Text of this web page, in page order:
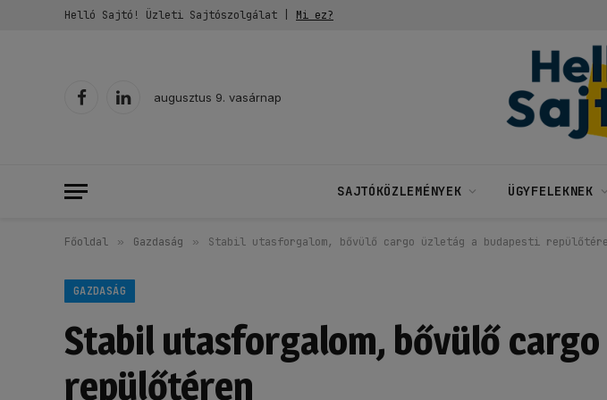
Helló Sajtó! Üzleti Sajtószolgálat | Mi ez?
FacebookLinkedIn
augusztus 9. vasárnap
SAJTÓKÖZLEMÉNYEK ÜGYFELEKNEK
Főoldal » Gazdaság » Stabil utasforgalom, bővülő cargo üzletág a budapesti
GAZDASÁG
Stabil utasforgalom, bővülő
repülőtéren